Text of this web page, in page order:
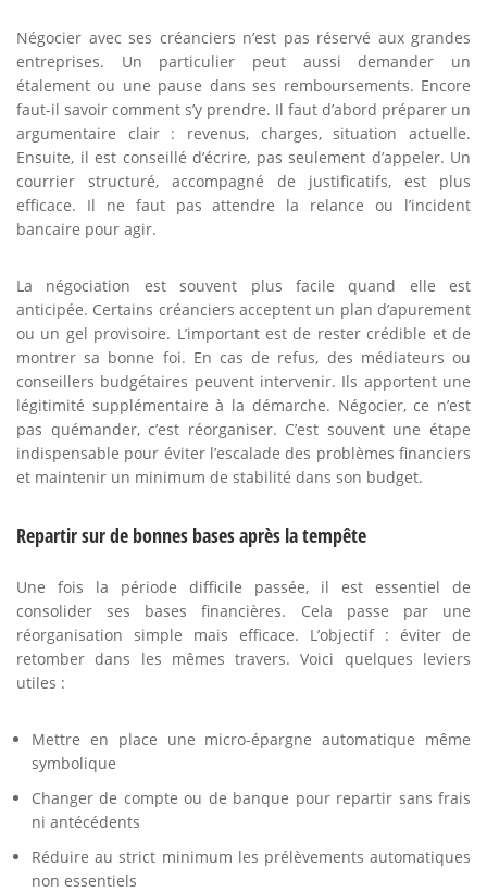
Négocier avec ses créanciers n’est pas réservé aux grandes
entreprises. Un particulier peut aussi demander un
étalement ou une pause dans ses remboursements. Encore
faut-il savoir comment s’y prendre. Il faut d’abord préparer un
argumentaire clair : revenus, charges, situation actuelle.
Ensuite, il est conseillé d’écrire, pas seulement d’appeler. Un
courrier structuré, accompagné de justificatifs, est plus
efficace. Il ne faut pas attendre la relance ou l’incident
bancaire pour agir.
La négociation est souvent plus facile quand elle est
anticipée. Certains créanciers acceptent un plan d’apurement
ou un gel provisoire. L’important est de rester crédible et de
montrer sa bonne foi. En cas de refus, des médiateurs ou
conseillers budgétaires peuvent intervenir. Ils apportent une
légitimité supplémentaire à la démarche. Négocier, ce n’est
pas quémander, c’est réorganiser. C’est souvent une étape
indispensable pour éviter l’escalade des problèmes financiers
et maintenir un minimum de stabilité dans son budget.
Repartir sur de bonnes bases après la tempête
Une fois la période difficile passée, il est essentiel de
consolider ses bases financières. Cela passe par une
réorganisation simple mais efficace. L’objectif : éviter de
retomber dans les mêmes travers. Voici quelques leviers
utiles :
Mettre en place une micro-épargne automatique même
symbolique
Changer de compte ou de banque pour repartir sans frais
ni antécédents
Réduire au strict minimum les prélèvements automatiques
non essentiels